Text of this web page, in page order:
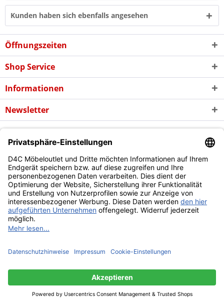
Kunden haben sich ebenfalls angesehen
Öffnungszeiten
Shop Service
Informationen
Newsletter
* Alle Preise inkl. gesetzl. Mehrwertsteuer zzgl. evtl.
und
ggf. Nachnahmegebühren, wenn nicht anders beschrieben
Copyright © d4c Möbel Outlet - Alle Rechte vorbehalten
Diese Website benutzt Cookies, die für den technischen Betrieb
der Website erforderlich sind und stets gesetzt werden.
Andere Cookies, die den Komfort bei Benutzung dieser Website
erhöhen, der Direktwerbung dienen oder die Interaktion mit
sollen, werden nur mit Ihrer Zustimmung gesetzt.
Ablehnen Alle akzeptieren Konfigurieren